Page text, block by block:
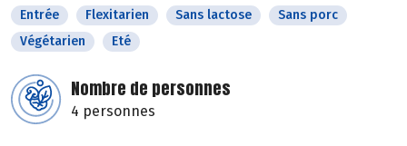
Entrée Flexitarien Sans lactose
Sans porc
Végétarien
Eté
Nombre de personnes
4 personnes